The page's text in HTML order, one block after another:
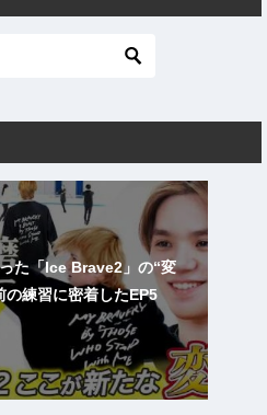
た「Ice Brave2」の“変
の練習に密着したEP5